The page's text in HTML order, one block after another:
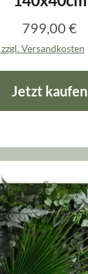
Regulärer Preis:
799,00 €
Versandkosten
Jetzt kaufen